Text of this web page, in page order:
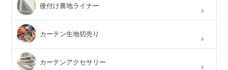
後付け裏地ライナー
カーテン生地切売り
カーテンアクセサリー